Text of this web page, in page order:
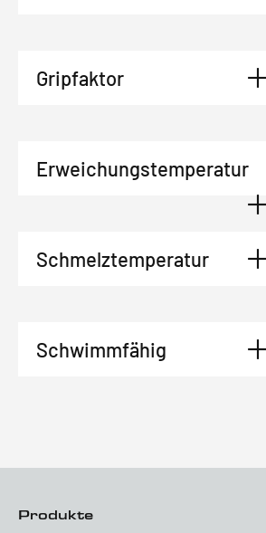
Gripfaktor
Erweichungstemperatur
Schmelztemperatur
Schwimmfähig
Produkte